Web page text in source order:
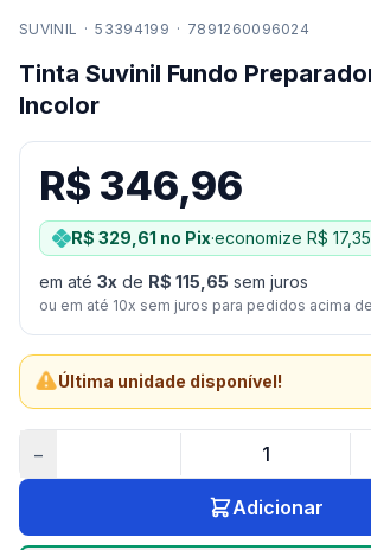
SUVINIL · 53394199 · 7891260096024
Tinta Suvinil Fundo
Incolor
R$ 346,96
R$ 329,61 no Pix·economize R$ 17,35
em até 3x de R$ 115,65 sem juros
ou em até 10x sem juros para pedidos acima de
Última unidade disponível!
−
Adicionar